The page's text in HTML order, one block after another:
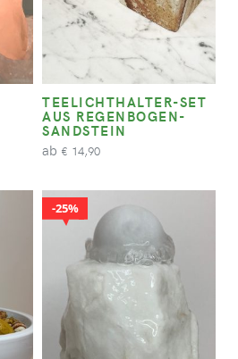
TEELICHTHALTER-SET
AUS REGENBOGEN-
SANDSTEIN
ab € 14,90
25%